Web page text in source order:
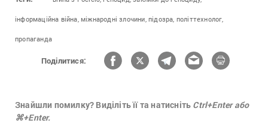
інформаційна війна, міжнародні злочини, підозра, політтехнолог,
пропаганда
Поділитися:
Знайшли помилку? Виділіть її та натисніть Ctrl+Enter або
⌘+Enter.